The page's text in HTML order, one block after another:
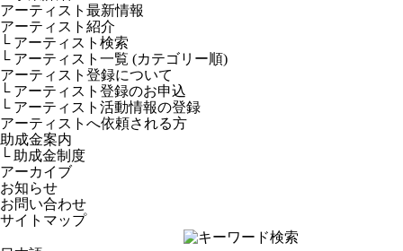
アーティスト最新情報
アーティスト紹介
└ アーティスト検索
└ アーティスト一覧 (カテゴリー順)
アーティスト登録について
└ アーティスト登録のお申込
└ アーティスト活動情報の登録
アーティストへ依頼される方
助成金案内
└ 助成金制度
アーカイブ
お知らせ
お問い合わせ
サイトマップ